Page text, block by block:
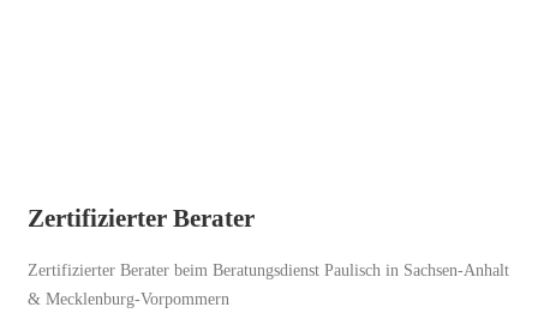
Zertifizierter Berater
Zertifizierter Berater beim Beratungsdienst Paulisch in Sachsen-Anhalt
& Mecklenburg-Vorpommern